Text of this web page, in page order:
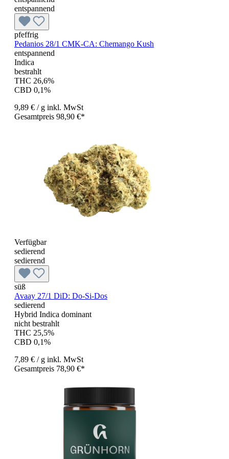
entspannend
pfeffrig
Pedanios 28/1 CMK-CA: Chemango Kush
entspannend
Indica
bestrahlt
THC 26,6%
CBD 0,1%
9,89 € / g inkl. MwSt
Gesamtpreis 98,90 €*
Verfügbar
sedierend
sedierend
süß
Avaay 27/1 DiD: Do-Si-Dos
sedierend
Hybrid Indica dominant
nicht bestrahlt
THC 25,5%
CBD 0,1%
7,89 € / g inkl. MwSt
Gesamtpreis 78,90 €*